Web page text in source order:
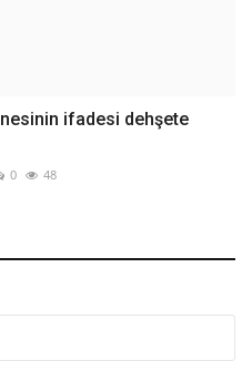
ifadesi dehşete
0 48